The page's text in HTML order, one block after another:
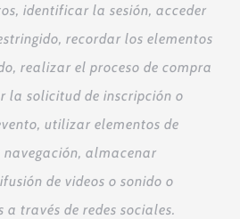
identificar la sesión, acceder
recordar los elementos
realizar el proceso de compra
la solicitud de inscripción o
utilizar elementos de
almacenar
de videos o sonido o
través de redes sociales.